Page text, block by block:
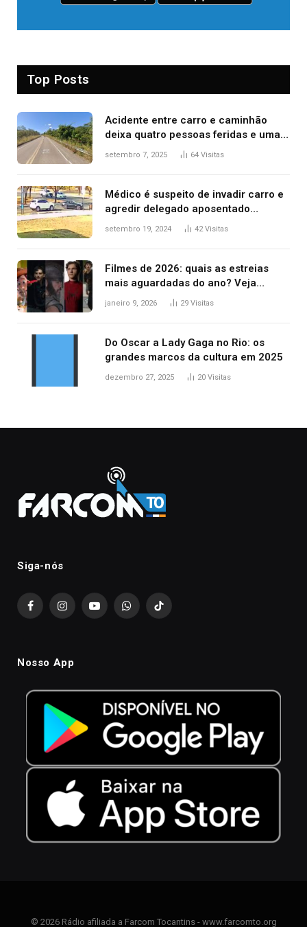
Top Posts
Acidente entre carro e caminhão
deixa quatro pessoas feridas e uma
mulher morta na TO-070
setembro 7, 2025 64 Visitas
Médico é suspeito de invadir carro e
agredir delegado aposentado
durante confusão no trânsito
setembro 19, 2024 42Visitas
Filmes de 2026: quais as estreias
mais aguardadas do ano? Veja
principais lançamentos do cinema
janeiro 9, 2026 29 Visitas
Do Oscar a Lady Gaga no Rio: os
grandes marcos da cultura em 2025
dezembro 27, 2025 20 Visitas
Siga-nós
FacebookInstagramYouTubeWhatsAppTikTok
Nosso App
© 2026 Rádio afiliada a Farcom Tocantins - www.farcomto.org